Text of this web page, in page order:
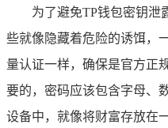
为了避免TP钱包密钥泄
些就像隐藏着危险的诱饵，
量认证一样，确保是官方正
要的，密码应该包含字母、
设备中，就像将财富存放在